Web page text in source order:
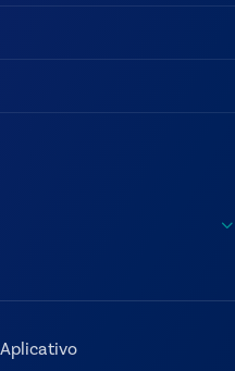
Aplicativo